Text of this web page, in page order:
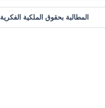
المطالبة بحقوق الملكية الفكرية